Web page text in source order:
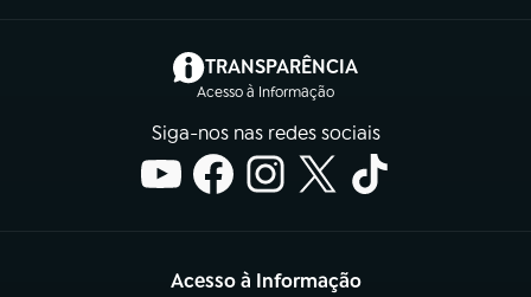
TRANSPARÊNCIA
Acesso à Informação
(abre em nova aba)
Siga-nos nas redes sociais
Acesso à Informação